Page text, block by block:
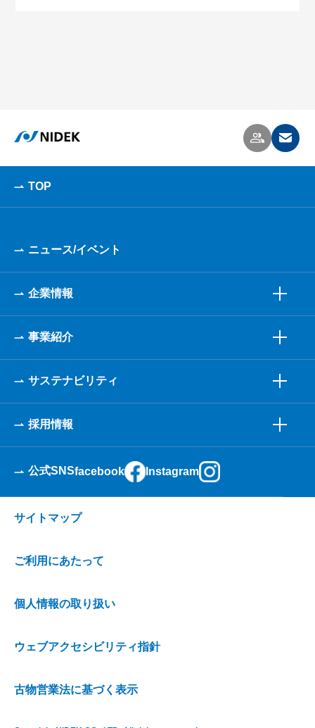
TOP
ニュース/イベント
企業情報
事業紹介
サステナビリティ
採用情報
公式SNSfacebook Instagram
サイトマップ
ご利用にあたって
個人情報の取り扱い
ウェブアクセシビリティ指針
古物営業法に基づく表示